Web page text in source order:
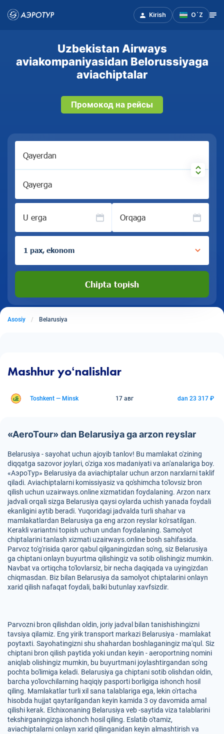
Kirish O`Z
Uzbekistan Airways
aviakompaniyasidan Belorussiyaga
aviachiptalar
Промокод на рейсы
Qayerdan
Qayerga
U erga Orqaga
1 pax, ekonom
Chipta topish
Asosiy Belarusiya
Mashhur yoʻnalishlar
Toshkent — Minsk 17 авг dan 23 317 ₽
«AeroTour» dan Belarusiya ga arzon reyslar
Belarusiya - sayohat uchun ajoyib tanlov! Bu mamlakat o'zining
diqqatga sazovor joylari, o'ziga xos madaniyati va an'analariga boy.
«АэроТур» Belarusiya da aviachiptalar uchun arzon narxlarni taklif
qiladi. Aviachiptalarni komissiyasiz va qo'shimcha to'lovsiz bron
qilish uchun uzairways.online xizmatidan foydalaning. Arzon narx
jadvali orqali sizga Belarusiya qaysi oylarda uchish yanada foydali
ekanligini aytib beradi. Yuqoridagi jadvalda turli shahar va
mamlakatlardan Belarusiya ga eng arzon reyslar ko'rsatilgan.
Kerakli variantni topish uchun undan foydalaning. Samolyot
chiptalarini tanlash xizmati uzairways.online bosh sahifasida.
Parvoz to'g'risida qaror qabul qilganingizdan so'ng, siz Belarusiya
ga chiptani onlayn buyurtma qilishingiz va sotib olishingiz mumkin.
Navbat va ortiqcha to'lovlarsiz, bir necha daqiqada va uyingizdan
chiqmasdan. Biz bilan Belarusiya da samolyot chiptalarini onlayn
xarid qilish nafaqat foydali, balki butunlay xavfsizdir.
Parvozni bron qilishdan oldin, joriy jadval bilan tanishishingizni
tavsiya qilamiz. Eng yirik transport markazi Belarusiya - mamlakat
poytaxti. Sayohatingizni shu shahardan boshlaganingiz ma'qul. Siz
chiptani bron qilish paytida yoki undan keyin - aeroportning nomini
aniqlab olishingiz mumkin, bu buyurtmani joylashtirgandan so'ng
pochta bo'limiga keladi. Belarusiya ga chiptani sotib olishdan oldin,
barcha yo'lovchilarning haqiqiy pasporti borligiga ishonch hosil
qiling. Mamlakatlar turli xil sana talablariga ega, lekin o'rtacha
hisobda hujjat qaytarilgandan keyin kamida 3 oy davomida amal
qilishi kerak. Elchixonaning Belarusiya veb -saytida viza talablarini
tekshirganingizga ishonch hosil qiling. Eslatib o'tamiz,
aviachiptalarni onlayn xarid qilinganidan keyin almashtirish va